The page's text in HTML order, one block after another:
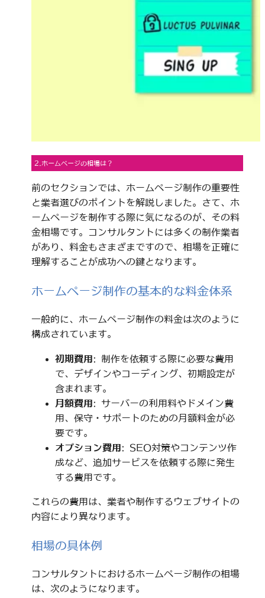
2.ホームページの相場は？
前のセクションでは、ホームページ制作の重要性
と業者選びのポイントを解説しました。さて、ホ
ームページを制作する際に気になるのが、その料
金相場です。コンサルタントには多くの制作業者
があり、料金もさまざまですので、相場を正確に
理解することが成功への鍵となります。
ホームページ制作の基本的な料金体系
一般的に、ホームページ制作の料金は次のように
構成されています。
初期費用: 制作を依頼する際に必要な費用
で、デザインやコーディング、初期設定が
含まれます。
月額費用: サーバーの利用料やドメイン費
用、保守・サポートのための月額料金が必
要です。
オプション費用: SEO対策やコンテンツ作
成など、追加サービスを依頼する際に発生
する費用です。
これらの費用は、業者や制作するウェブサイトの
内容により異なります。
相場の具体例
コンサルタントにおけるホームページ制作の相場
は、次のようになります。